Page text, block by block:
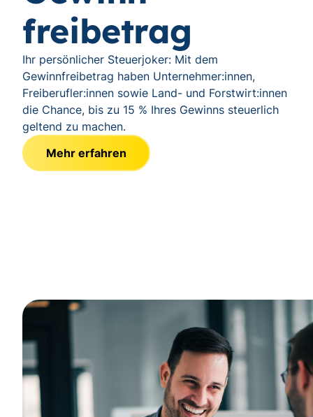
freibetrag
Ihr persönlicher Steuerjoker: Mit dem
Gewinnfreibetrag haben Unternehmer:innen,
Freiberufler:innen sowie Land- und Forstwirt:innen
die Chance, bis zu 15 % Ihres Gewinns steuerlich
geltend zu machen.
Mehr erfahren